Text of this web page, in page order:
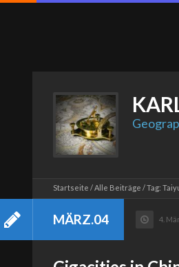
Startseite Alle Beiträge Tag:
MÄRZ.04 4.